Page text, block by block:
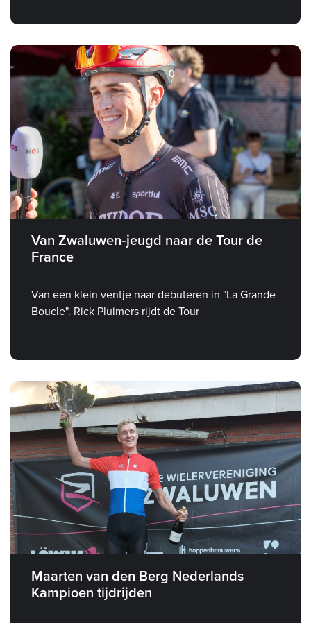
Van Zwaluwen‑jeugd naar de Tour de
France
Van een klein ventje naar debuteren in "La Grande
Boucle". Rick Pluimers rijdt de Tour
Maarten van den Berg Nederlands
Kampioen tijdrijden